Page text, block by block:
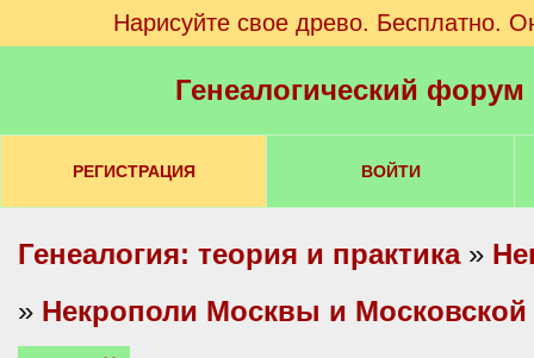
Нарисуйте свое древо. Бесплатно.
Генеалогический
РЕГИСТРАЦИЯ ВОЙТИ
Генеалогия: теория и практика»
» Некрополи Москвы и Московской